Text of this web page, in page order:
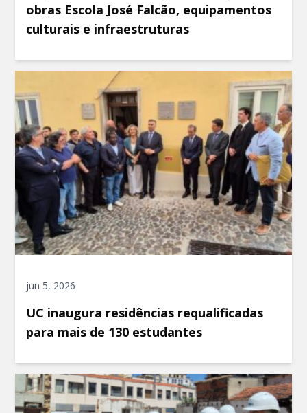
obras Escola José Falcão, equipamentos
culturais e infraestruturas
jun 5, 2026
UC inaugura residências requalificadas
para mais de 130 estudantes